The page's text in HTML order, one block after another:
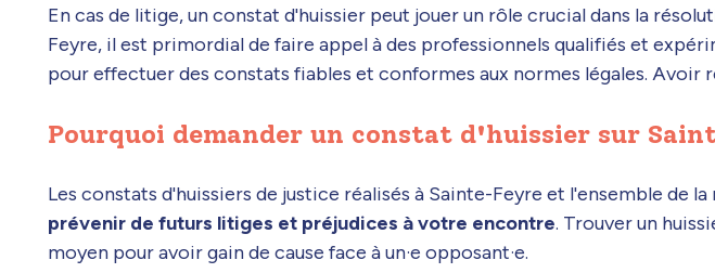
En cas de litige, un constat d'huissier peut jouer un rôle crucial dans la
Feyre, il est primordial de faire appel à des professionnels qualifiés et
pour effectuer des constats fiables et conformes aux normes légales. Avoir
Pourquoi demander un constat d'huissier sur
Les constats d'huissiers de justice réalisés à Sainte-Feyre et l'ensemble de
prévenir de futurs litiges et préjudices à votre encontre. Trouver un
moyen pour avoir gain de cause face à un·e opposant·e.